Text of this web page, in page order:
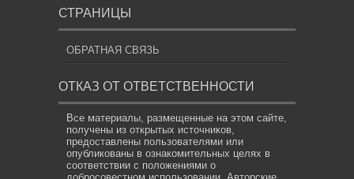
СТРАНИЦЫ
ОБРАТНАЯ СВЯЗЬ
ОТКАЗ ОТ ОТВЕТСТВЕННОСТИ
Все материалы, размещенные на этом сайте,
получены из открытых источников,
предоставлены пользователями или
опубликованы в ознакомительных целях в
соответствии с положениями о